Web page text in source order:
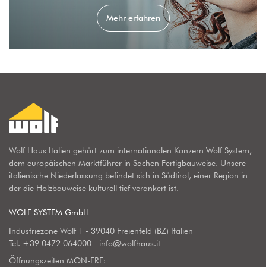
Mehr erfahren
Wolf Haus Italien gehört zum internationalen Konzern Wolf System,
dem europäischen Marktführer in Sachen Fertigbauweise. Unsere
italienische Niederlassung befindet sich in Südtirol, einer Region in
der die Holzbauweise kulturell tief verankert ist.
WOLF SYSTEM GmbH
Industriezone Wolf 1 - 39040 Freienfeld (BZ) Italien
Tel. +39 0472 064000 - info@wolfhaus.it
Öffnungszeiten MON-FRE: